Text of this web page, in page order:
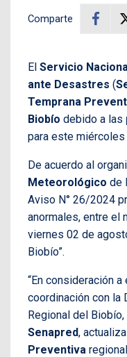
Comparte
El Servicio
ante Desastres (
Temprana
Biobío debido a las
para este miércoles
De acuerdo al
Meteorológico de
Aviso N° 26/2024
anormales, entre el
viernes 02 de
Biobío”.
“En consideración
coordinación con la
Regional del Biobío,
Senapred,
Preventiva